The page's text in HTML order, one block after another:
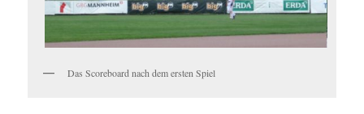
Das Scoreboard nach dem ersten Spiel